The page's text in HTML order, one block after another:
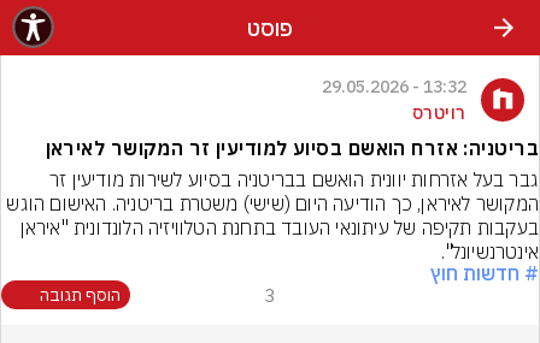
פוסט
13:32 - 29.05.2026
רויטרס
בריטניה: אזרח הואשם בסיוע למודיעין זר המקושר לאיראן
אינטרנשיונל".
# חדשות חוץ
3 הוסף תגובה